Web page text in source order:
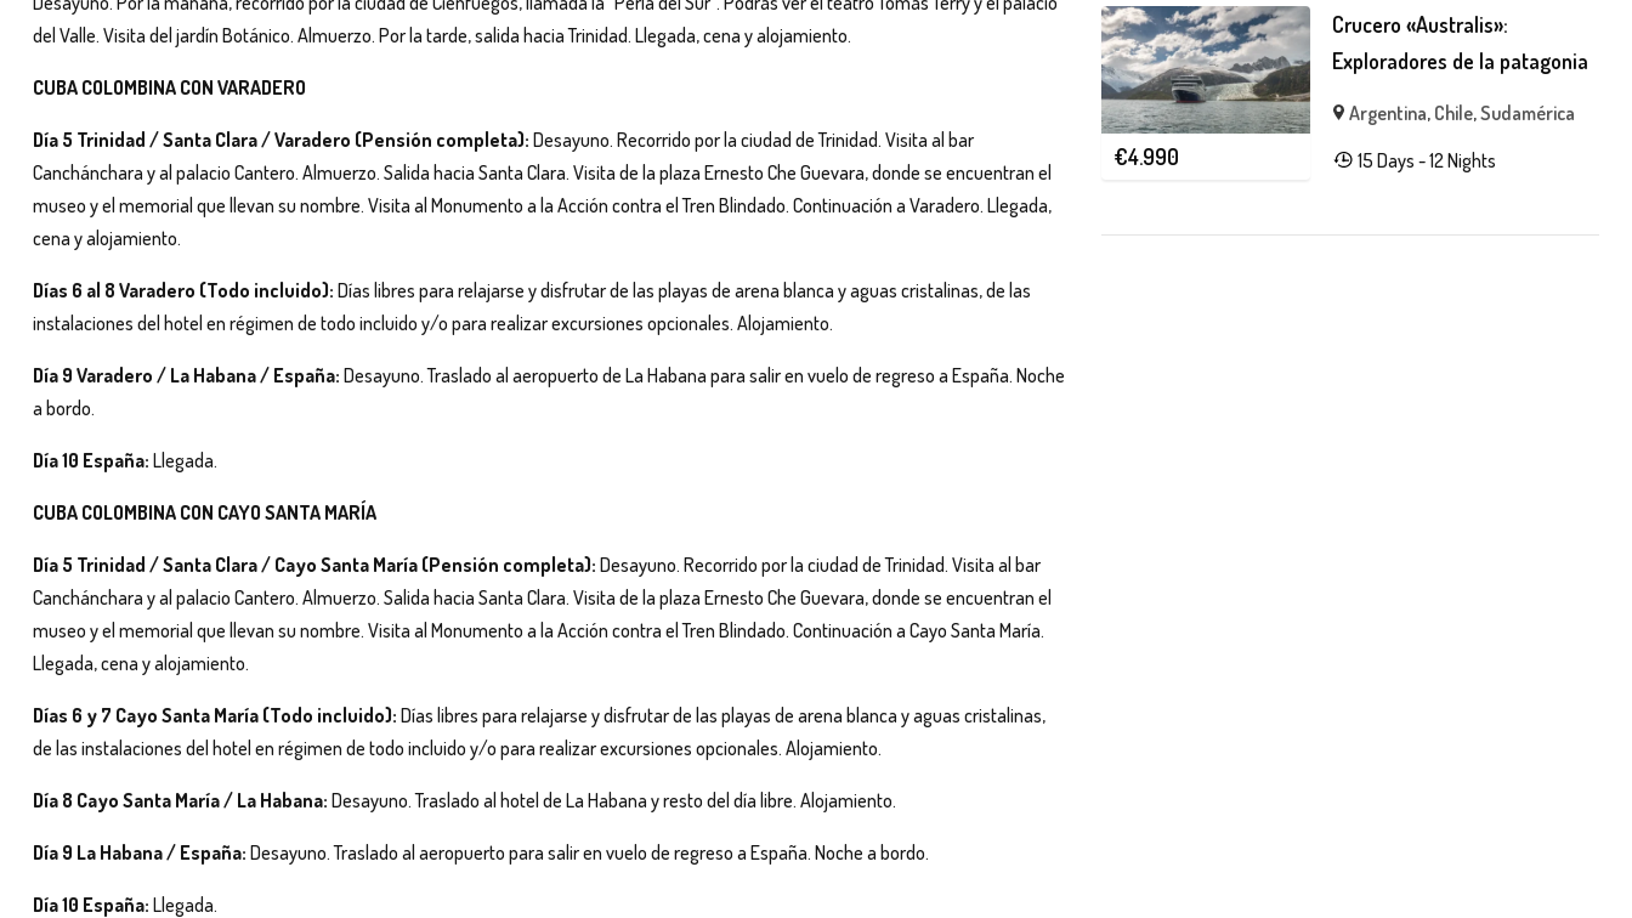
del Valle. Visita del jardín Botánico. Almuerzo. Por la tarde, salida hacia Trinidad. Llegada, cena y alojamiento.
CUBA COLOMBINA CON VARADERO
Día 5 Trinidad / Santa Clara / Varadero (Pensión completa): Desayuno. Recorrido por la ciudad de Trinidad. Visita al bar
Canchánchara y al palacio Cantero. Almuerzo. Salida hacia Santa Clara. Visita de la plaza Ernesto Che Guevara, donde se encuentran el
museo y el memorial que llevan su nombre. Visita al Monumento a la Acción contra el Tren Blindado. Continuación a Varadero. Llegada,
cena y alojamiento.
Días 6 al 8 Varadero (Todo incluido): Días libres para relajarse y disfrutar de las playas de arena blanca y aguas cristalinas, de las
instalaciones del hotel en régimen de todo incluido y/o para realizar excursiones opcionales. Alojamiento.
Día 9 Varadero / La Habana / España: Desayuno. Traslado al aeropuerto de La Habana para salir en vuelo de regreso a España. Noche
a bordo.
Día 10 España: Llegada.
CUBA COLOMBINA CON CAYO SANTA MARÍA
Día 5 Trinidad / Santa Clara / Cayo Santa María (Pensión completa): Desayuno. Recorrido por la ciudad de Trinidad. Visita al bar
Canchánchara y al palacio Cantero. Almuerzo. Salida hacia Santa Clara. Visita de la plaza Ernesto Che Guevara, donde se encuentran el
museo y el memorial que llevan su nombre. Visita al Monumento a la Acción contra el Tren Blindado. Continuación a Cayo Santa María.
Llegada, cena y alojamiento.
Días 6 y 7 Cayo Santa María (Todo incluido): Días libres para relajarse y disfrutar de las playas de arena blanca y aguas cristalinas,
de las instalaciones del hotel en régimen de todo incluido y/o para realizar excursiones opcionales. Alojamiento.
Día 8 Cayo Santa María / La Habana: Desayuno. Traslado al hotel de La Habana y resto del día libre. Alojamiento.
Día 9 La Habana / España: Desayuno. Traslado al aeropuerto para salir en vuelo de regreso a España. Noche a bordo.
Día 10 España: Llegada.
€4.990
Crucero «Australis»:
Exploradores de la patagonia
Argentina, Chile,Sudamérica
15 Days - 12 Nights